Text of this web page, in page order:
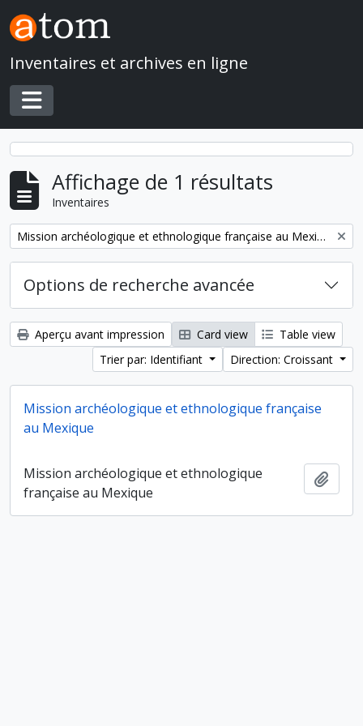
Skip to main content
Inventaires et archives en ligne
Toggle navigation
Affichage de 1 résultats
Inventaires
Remove filter: Mission archéologique et ethnologique française au Mexique
Options de recherche avancée
Aperçu avant impression Card view
Table view
Trier par: Identifiant
Direction: Croissant
Mission archéologique et ethnologique française
au Mexique
Mission archéologique et ethnologique
française au Mexique